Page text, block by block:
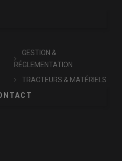
GESTION &
RÉGLEMENTATION
TRACTEURS & MATÉRIELS